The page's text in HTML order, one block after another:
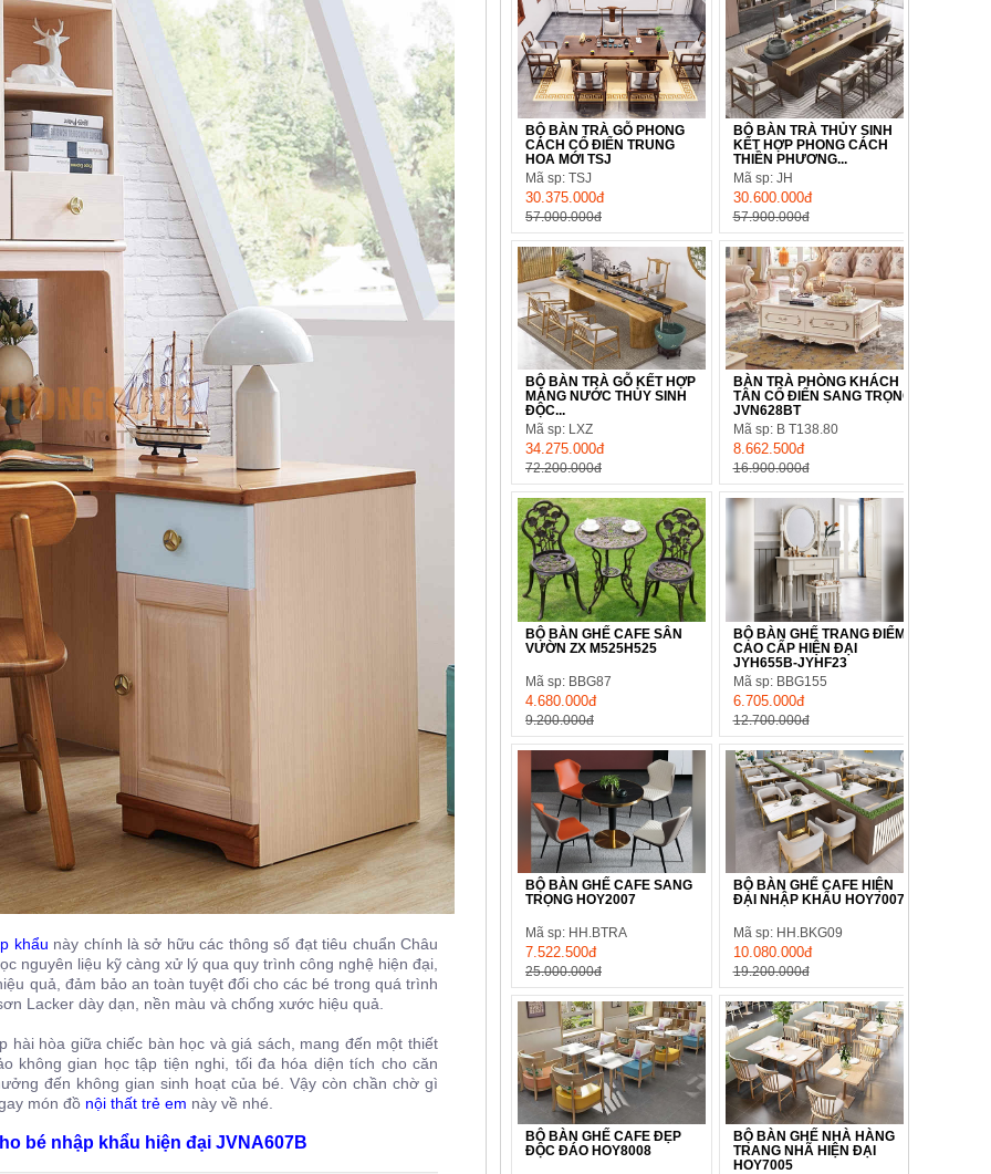
khẩu này chính là sở hữu các thông số đạt tiêu chuẩn Châu
nguyên liệu kỹ càng xử lý qua quy trình công nghệ hiện đại,
quả, đảm bảo an toàn tuyệt đối cho các bé trong quá trình
Lacker dày dạn, nền màu và chống xước hiệu quả.
hài hòa giữa chiếc bàn học và giá sách, mang đến một thiết
không gian học tập tiện nghi, tối đa hóa diện tích cho căn
đến không gian sinh hoạt của bé. Vậy còn chần chờ gì
món đồ nội thất trẻ em này về nhé.
bé nhập khẩu hiện đại JVNA607B
BỘ BÀN TRÀ GỖ PHONG
CÁCH CỔ ĐIỂN TRUNG
HOA MỚI TSJ
Mã sp: TSJ
30.375.000đ
57.000.000đ
BỘ BÀN TRÀ THỦY SINH
KẾT HỢP PHONG CÁCH
THIỀN PHƯƠNG...
Mã sp: JH
30.600.000đ
57.900.000đ
BỘ BÀN TRÀ GỖ KẾT HỢP
MÁNG NƯỚC THỦY SINH
ĐỘC...
Mã sp: LXZ
34.275.000đ
72.200.000đ
BÀN TRÀ PHÒNG KHÁCH
TÂN CỔ ĐIỂN SANG TRỌNG
JVN628BT
Mã sp: B T138.80
8.662.500đ
16.900.000đ
BỘ BÀN GHẾ CAFE SÂN
VƯỜN ZX M525H525
Mã sp: BBG87
4.680.000đ
9.200.000đ
BỘ BÀN GHẾ TRANG ĐIỂM
CAO CẤP HIỆN ĐẠI
JYH655B-JYHF23
Mã sp: BBG155
6.705.000đ
12.700.000đ
BỘ BÀN GHẾ CAFE SANG
TRỌNG HOY2007
Mã sp: HH.BTRA
7.522.500đ
25.000.000đ
BỘ BÀN GHẾ CAFE HIỆN
ĐẠI NHẬP KHẨU HOY7007
Mã sp: HH.BKG09
10.080.000đ
19.200.000đ
BỘ BÀN GHẾ CAFE ĐẸP
ĐỘC ĐÁO HOY8008
BỘ BÀN GHẾ NHÀ HÀNG
TRANG NHÃ HIỆN ĐẠI
HOY7005